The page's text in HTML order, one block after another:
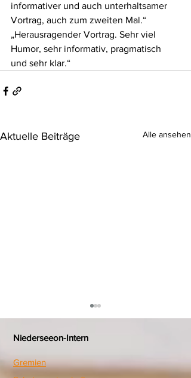
informativer und auch unterhaltsamer
Vortrag, auch zum zweiten Mal.“
„Herausragender Vortrag. Sehr viel
Humor, sehr informativ, pragmatisch
und sehr klar.“
Aktuelle Beiträge Alle ansehen
Niederseeon-Intern
Gremien